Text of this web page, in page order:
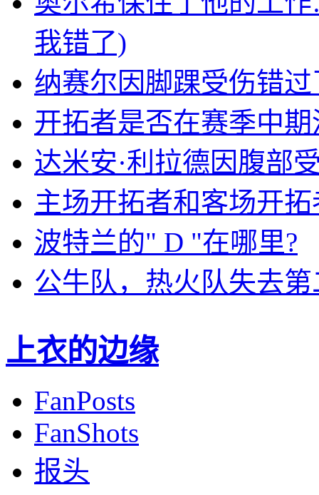
我错了)
纳赛尔因脚踝受伤错
开拓者是否在赛季中期
达米安·利拉德因腹部
主场开拓者和客场开
波特兰的" D "在哪里?
公牛队，热火队失去
上衣的边缘
FanPosts
FanShots
报头